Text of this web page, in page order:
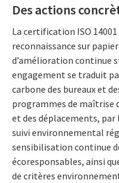
Des actions
La certification ISO
reconnaissance sur
d’amélioration continue
engagement se traduit
carbone des bureaux et
programmes de maîtrise
et des déplacements, par
suivi environnemental
sensibilisation continue
écoresponsables, ainsi
de critères